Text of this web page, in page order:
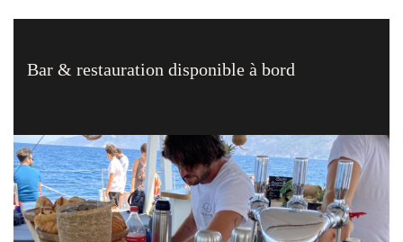
Bar & restauration disponible à bord